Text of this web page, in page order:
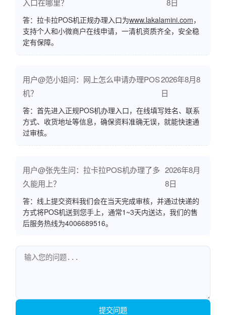
答：拉卡拉POS机正规办理入口为www.lakalamini.com，
支持个人和小微商户在线申请，一清机资质齐全，安全稳
定有保障。
用户@范小姐问：网上怎么申请办理POS
机？
2026年8月8
日
答：首先进入正规POS机办理入口，在线填写姓名、联系
方式、收货地址等信息，确保资料准确无误，就能快速通
过审核。
用户@张先生问：拉卡拉POS机办理了多
久能用上？
2026年8月
8日
答：线上提交资料我们会在当天完成审核，并通过快递的
方式将POS机送到您手上，通常1~3天内送达，我们的售
后服务热线为4006689516。
提交问题